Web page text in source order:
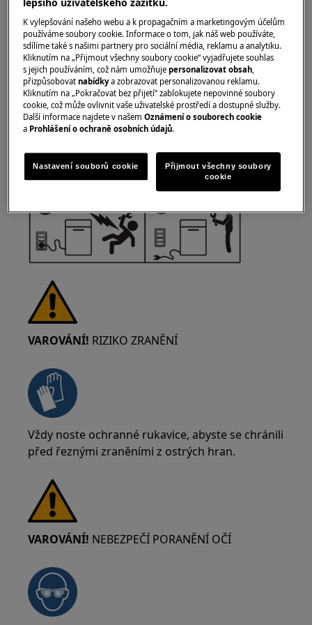
VAROVÁNÍ!NEBEZPEČÍ ÚRAZU ELEKTRICKÝM
PROUDEM
spotřebič a odpojte síťovou zástrčku ze zásuvky.
VAROVÁNÍ! RIZIKO ZRANĚNÍ
Vždy noste ochranné rukavice, abyste se chránili
před řeznými zraněními z ostrých hran.
VAROVÁNÍ! NEBEZPEČÍ PORANĚNÍ OČÍ
K vylepšování našeho webu a k propagačním a marketingovým účelům
používáme soubory cookie. Informace o tom, jak náš web používáte,
sdílíme také s našimi partnery pro sociální média, reklamu a analytiku.
Kliknutím na „Přijmout všechny soubory cookie“ vyjadřujete souhlas
s jejich používáním, což nám umožňujepersonalizovat obsah,
přizpůsobovatnabídkya zobrazovat personalizovanou reklamu.
Kliknutím na „Pokračovat bez přijetí“ zablokujete nepovinné soubory
cookie, což může ovlivnit vaše uživatelské prostředí a dostupné služby.
Další informace najdete v našemOznámení o souborech cookie
a Prohlášení o ochraně osobních údajů.
Nastavení souborů cookie
Přijmout všechny soubory
cookie